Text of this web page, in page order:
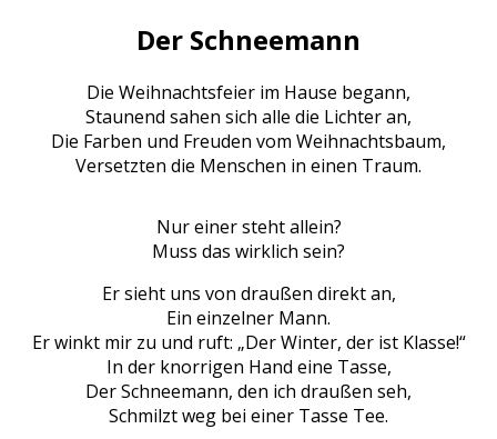
Der Schneemann
Die Weihnachtsfeier im Hause begann,
Staunend sahen sich alle die Lichter an,
Die Farben und Freuden vom Weihnachtsbaum,
Versetzten die Menschen in einen Traum.
Nur einer steht allein?
Muss das wirklich sein?
Er sieht uns von draußen direkt an,
Ein einzelner Mann.
Er winkt mir zu und ruft: „Der Winter, der ist Klasse!“
In der knorrigen Hand eine Tasse,
Der Schneemann, den ich draußen seh,
Schmilzt weg bei einer Tasse Tee.